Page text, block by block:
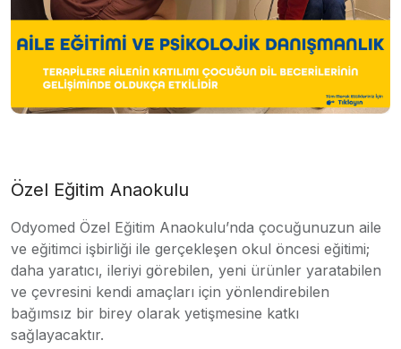
Özel Eğitim Anaokulu
Odyomed Özel Eğitim Anaokulu’nda çocuğunuzun aile
ve eğitimci işbirliği ile gerçekleşen okul öncesi eğitimi;
daha yaratıcı, ileriyi görebilen, yeni ürünler yaratabilen
ve çevresini kendi amaçları için yönlendirebilen
bağımsız bir birey olarak yetişmesine katkı
sağlayacaktır.